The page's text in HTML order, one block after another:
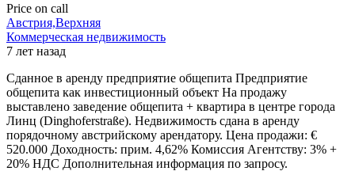
Price on call
Австрия,Верхняя
Коммерческая недвижимость
7 лет назад
Сданное в аренду предприятие общепита Предприятие
общепита как инвестиционный объект На продажу
выставлено заведение общепита + квартира в центре города
Линц (Dinghoferstraße). Недвижимость сдана в аренду
порядочному австрийскому арендатору. Цена продажи: €
520.000 Доходность: прим. 4,62% Комиссия Агентству: 3% +
20% НДС Дополнительная информация по запросу.